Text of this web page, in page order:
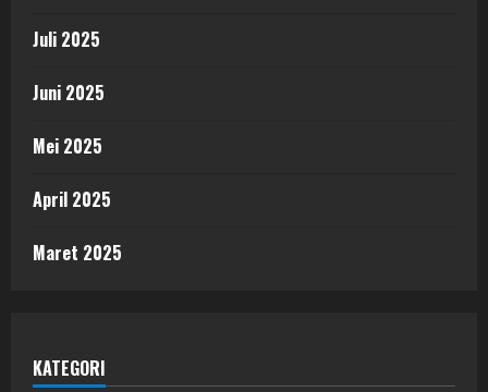
Juli 2025
Juni 2025
Mei 2025
April 2025
Maret 2025
KATEGORI